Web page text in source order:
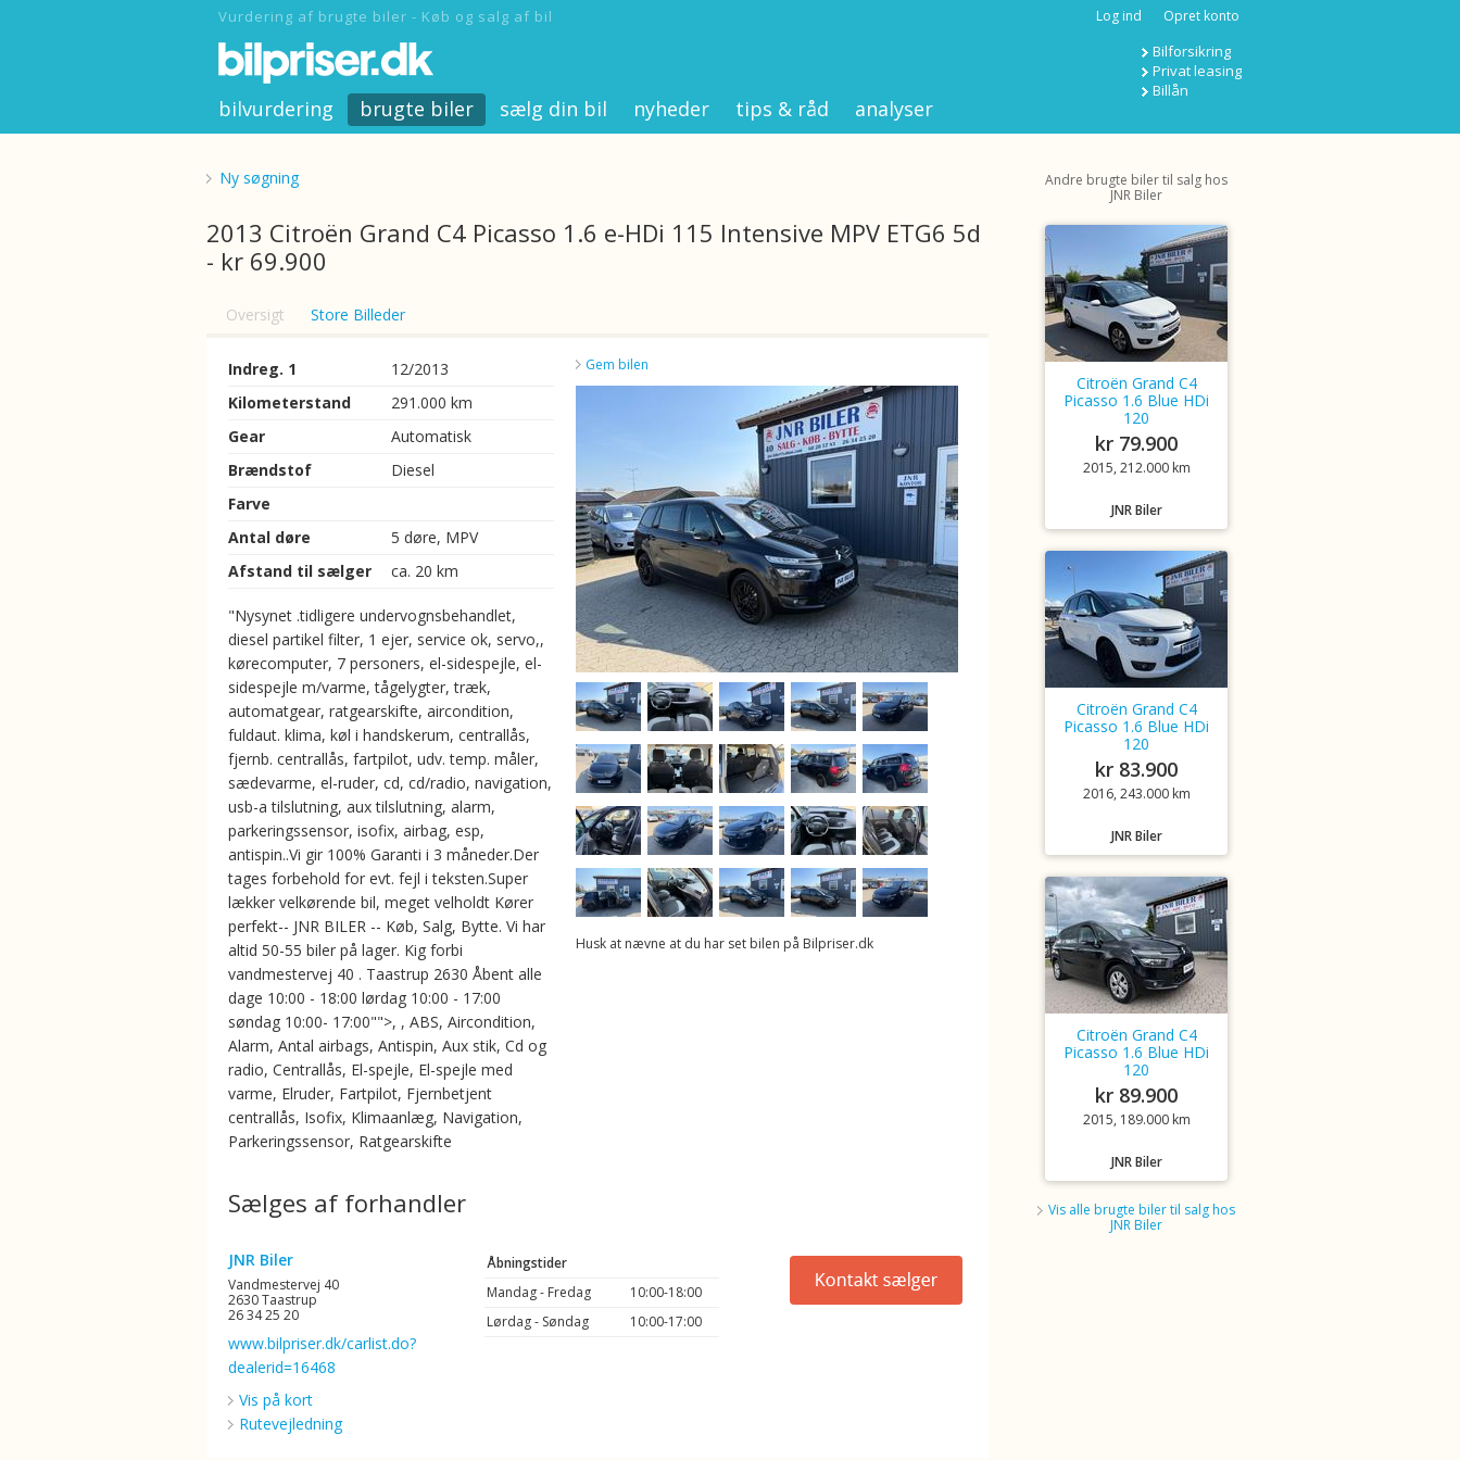
Vurdering af brugte biler - Køb og salg af bil Log ind Opret konto
Bilforsikring
Privat leasing
Billån
bilvurdering brugte biler sælg din bil nyheder tips & råd analyser
Ny søgning
2013 Citroën Grand C4 Picasso 1.6 e-HDi 115 Intensive MPV ETG6 5d
- kr 69.900
Oversigt Store Billeder
Indreg. 1
12/2013
Kilometerstand
291.000 km
Gear
Automatisk
Brændstof
Diesel
Farve
Antal døre
5 døre, MPV
Afstand til sælger
ca. 20 km
"Nysynet .tidligere undervognsbehandlet,
diesel partikel filter, 1 ejer, service ok, servo,,
kørecomputer, 7 personers, el-sidespejle, el-
sidespejle m/varme, tågelygter, træk,
automatgear, ratgearskifte, aircondition,
fuldaut. klima, køl i handskerum, centrallås,
fjernb. centrallås, fartpilot, udv. temp. måler,
sædevarme, el-ruder, cd, cd/radio, navigation,
usb-a tilslutning, aux tilslutning, alarm,
parkeringssensor, isofix, airbag, esp,
antispin..Vi gir 100% Garanti i 3 måneder.Der
tages forbehold for evt. fejl i teksten.Super
lækker velkørende bil, meget velholdt Kører
perfekt-- JNR BILER -- Køb, Salg, Bytte. Vi har
altid 50-55 biler på lager. Kig forbi
vandmestervej 40 . Taastrup 2630 Åbent alle
dage 10:00 - 18:00 lørdag 10:00 - 17:00
søndag 10:00- 17:00"">, , ABS, Aircondition,
Alarm, Antal airbags, Antispin, Aux stik, Cd og
radio, Centrallås, El-spejle, El-spejle med
varme, Elruder, Fartpilot, Fjernbetjent
centrallås, Isofix, Klimaanlæg, Navigation,
Parkeringssensor, Ratgearskifte
Gem bilen
Husk at nævne at du har set bilen på Bilpriser.dk
Sælges af forhandler
JNR Biler
Vandmestervej 40
2630 Taastrup
26 34 25 20
www.bilpriser.dk/carlist.do?
dealerid=16468
Vis på kort
Rutevejledning
Åbningstider
Mandag - Fredag
10:00-18:00
Lørdag - Søndag
10:00-17:00
Andre brugte biler til salg hos
JNR Biler
Citroën Grand C4
Picasso 1.6 Blue HDi
120
kr 79.900
2015, 212.000 km
JNR Biler
Citroën Grand C4
Picasso 1.6 Blue HDi
120
kr 83.900
2016, 243.000 km
JNR Biler
Citroën Grand C4
Picasso 1.6 Blue HDi
120
kr 89.900
2015, 189.000 km
JNR Biler
Vis alle brugte biler til salg hos
JNR Biler